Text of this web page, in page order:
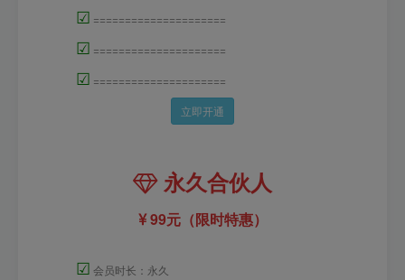
☑ =====================
☑ =====================
☑ =====================
立即开通
永久合伙人
99元（限时特惠）
☑ 会员时长：永久